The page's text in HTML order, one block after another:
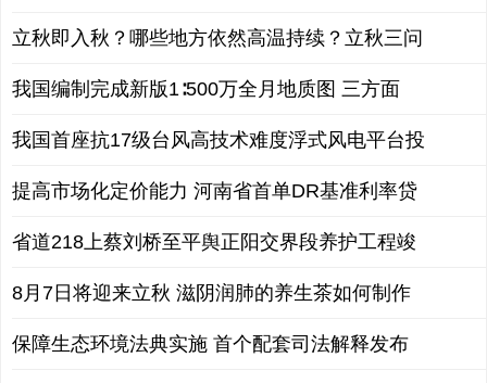
立秋即入秋？哪些地方依然高温持续？立秋三问
我国编制完成新版1∶500万全月地质图 三方面
我国首座抗17级台风高技术难度浮式风电平台投
提高市场化定价能力 河南省首单DR基准利率贷
省道218上蔡刘桥至平舆正阳交界段养护工程竣
8月7日将迎来立秋 滋阴润肺的养生茶如何制作
保障生态环境法典实施 首个配套司法解释发布